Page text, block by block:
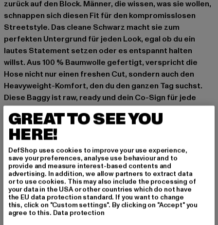
zurück auf den Block. Männer, die wissen, was sie wollen,
schnappen sich diesen Fit für den kompromisslosen
Streetstyle. Das cleane Schwarz macht sie zum
perfekten Untergrund für jeden Look, egal ob du ein
lautes Statement setzen oder es entspannt halten
willst. Aus 100 % Baumwolle gefertigt, verspricht die
Hose nicht nur einen freshen Cut, sondern auch den
Heavyweight-Komfort, den du den ganzen Tag suchst.
Diese Baggy ist raw, ready und dein Co-Sign für jede
Session.
Anlass: Alltag
Verschlussarten: verdeckter Reißverschluss
Schnitt: Baggy
Marke: 2Y Studios
Kat.: Jeans
Farbe: schwarz
Hersteller Farbe: black
Materialzusammensetzung: 100% Baumwolle
Art.Nr: J-B-10001-00007
GREAT TO SEE YOU
HERE!
DefShop uses cookies to improve your use experience,
save your preferences, analyse use behaviour and to
provide and measure interest-based contents and
advertising. In addition, we allow partners to extract data
or to use cookies. This may also include the processing of
your data in the USA or other countries which do not have
the EU data protection standard. If you want to change
this, click on "Custom settings". By clicking on "Accept" you
agree to this. Data protection